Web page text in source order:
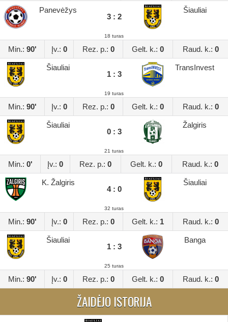
Panevėžys
3 : 2
Šiauliai
18 turas
Min.: 90' Įv.: 0 Rez. p.: 0 Gelt. k.: 0 Raud. k.: 0
Šiauliai
1 : 3
TransInvest
19 turas
Min.: 90' Įv.: 0 Rez. p.: 0 Gelt. k.: 0 Raud. k.: 0
Šiauliai
0 : 3
Žalgiris
21 turas
Min.: 0' Įv.: 0 Rez. p.: 0 Gelt. k.: 0 Raud. k.: 0
K. Žalgiris
4 : 0
Šiauliai
32 turas
Min.: 90' Įv.: 0 Rez. p.: 0 Gelt. k.: 1 Raud. k.: 0
Šiauliai
1 : 3
Banga
25 turas
Min.: 90' Įv.: 0 Rez. p.: 0 Gelt. k.: 0 Raud. k.: 0
ŽAIDĖJO ISTORIJA